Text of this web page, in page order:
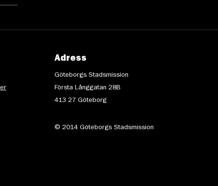
Adress
Göteborgs Stadsmission
Första Långgatan 28B
413 27 Göteborg
© 2014 Göteborgs Stadsmission